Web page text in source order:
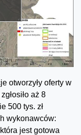
otworzyły oferty w
aż 8
500 tys. zł
wykonawców:
jest gotowa